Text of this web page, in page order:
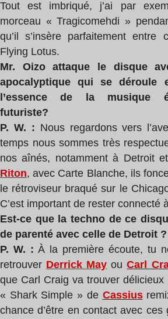
Tout est imbriqué, j’ai par
morceau « Tragicomehdi »
qu’il s’insère parfaitement
Flying Lotus.
Mr. Oizo attaque le disque
apocalyptique qui se déroule
l’essence de la musique
futuriste?
P. W. : Nous regardons vers
temps nous sommes très
nos aînés, notamment à Detroit
Riton, avec Carte Blanche, ils
le rétroviseur braqué sur le
C’est important de rester connecté
Est-ce que la techno de ce
de parenté avec celle de Detroit ?
P. W. : À la première écoute, tu
retrouver Derrick May ouCarl
que Carl Craig va trouver
« Shark Simple » de Cassius
chance d’être en contact avec